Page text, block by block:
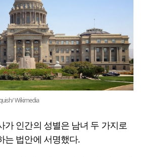
Wikimedia
가 인간의 성별은 남녀 두 가지로
는 법안에 서명했다.